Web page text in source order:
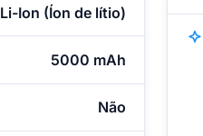
Li-Ion (Íon de lítio)
5000 mAh
Não